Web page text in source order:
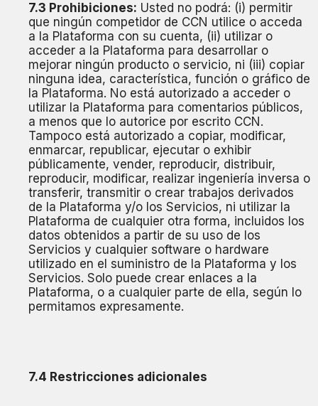
7.3 Prohibiciones: Usted no podrá: (i) permitir
que ningún competidor de CCN utilice o acceda
a la Plataforma con su cuenta, (ii) utilizar o
acceder a la Plataforma para desarrollar o
mejorar ningún producto o servicio, ni (iii) copiar
ninguna idea, característica, función o gráfico de
la Plataforma. No está autorizado a acceder o
utilizar la Plataforma para comentarios públicos,
a menos que lo autorice por escrito CCN.
Tampoco está autorizado a copiar, modificar,
enmarcar, republicar, ejecutar o exhibir
públicamente, vender, reproducir, distribuir,
reproducir, modificar, realizar ingeniería inversa o
transferir, transmitir o crear trabajos derivados
de la Plataforma y/o los Servicios, ni utilizar la
Plataforma de cualquier otra forma, incluidos los
datos obtenidos a partir de su uso de los
Servicios y cualquier software o hardware
utilizado en el suministro de la Plataforma y los
Servicios. Solo puede crear enlaces a la
Plataforma, o a cualquier parte de ella, según lo
permitamos expresamente.
7.4 Restricciones adicionales